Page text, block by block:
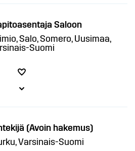
Saloon
Salo, Somero, Uusimaa,
Suomi
(Avoin hakemus)
Varsinais-Suomi